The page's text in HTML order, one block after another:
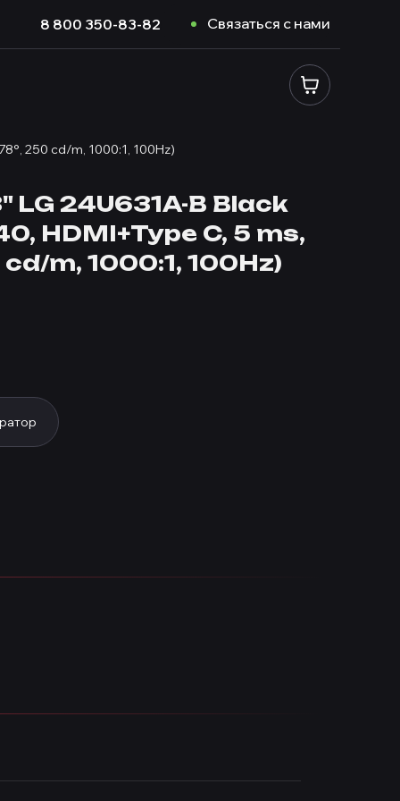
8 800 350-83-82 Связаться с нами
250 cd/m, 1000:1, 100Hz)
24U631A-B Black
HDMI+Type C, 5 ms,
cd/m, 1000:1, 100Hz)